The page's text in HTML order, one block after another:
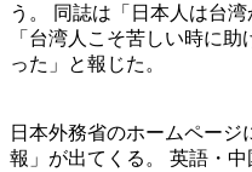
う。 同誌は「日本人は台
「台湾人こそ苦しい時に
った」と報じた。
日本外務省のホームペー
報」が出てくる。 英語・